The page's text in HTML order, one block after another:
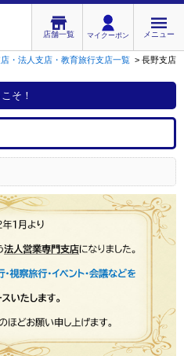
店舗一覧 マイクーポン メニュー
・法人支店・教育旅行支店一覧 > 長野支店
そ！